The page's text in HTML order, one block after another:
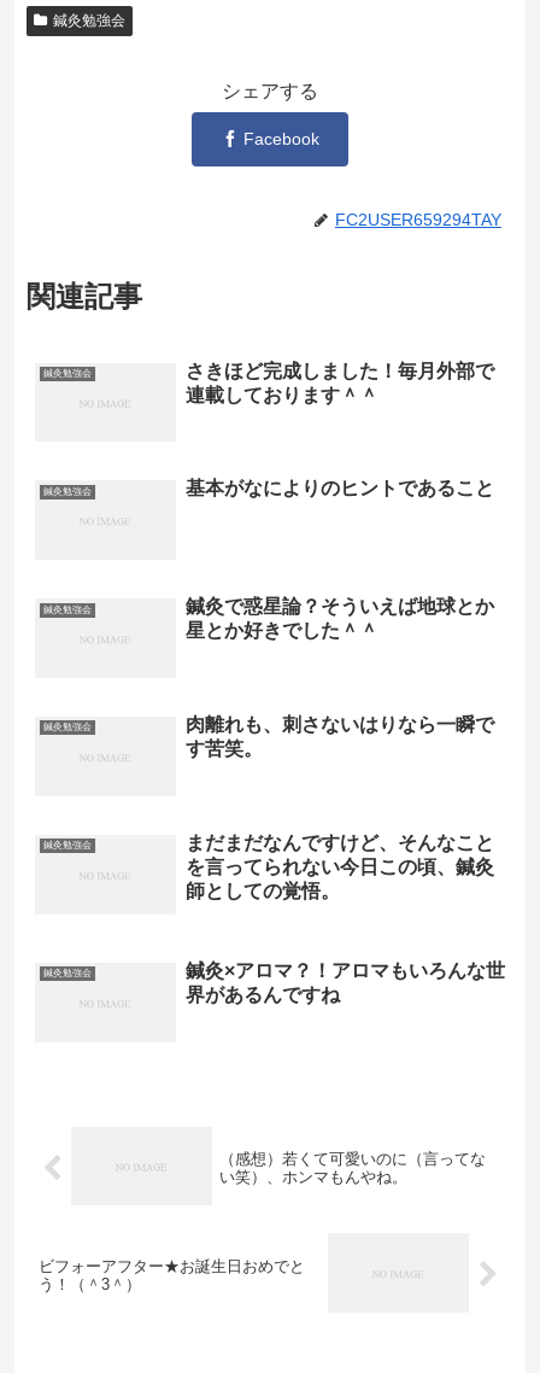
鍼灸勉強会
シェアする
Facebook
FC2USER659294TAY
関連記事
鍼灸勉強会
さきほど完成しました！毎月外部で
連載しております＾＾
鍼灸勉強会 基本がなによりのヒントであること
鍼灸勉強会
鍼灸で惑星論？そういえば地球とか
星とか好きでした＾＾
鍼灸勉強会
肉離れも、刺さないはりなら一瞬で
す苦笑。
鍼灸勉強会
まだまだなんですけど、そんなこと
を言ってられない今日この頃、鍼灸
師としての覚悟。
鍼灸勉強会
鍼灸×アロマ？！アロマもいろんな世
界があるんですね
（感想）若くて可愛いのに（言ってな
い笑）、ホンマもんやね。
ビフォーアフター★お誕生日おめでと
う！（＾3＾）